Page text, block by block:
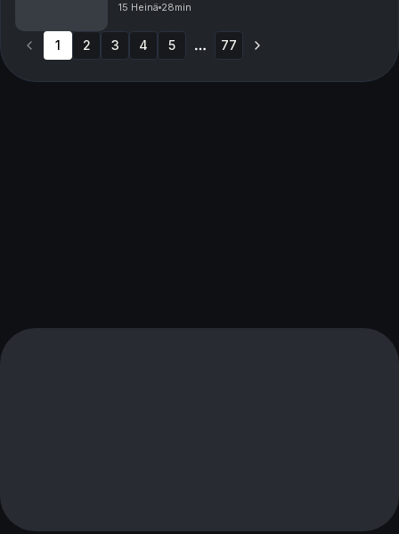
Sofie Karlstad i denne sommerpraten! Vi krysser
15 Heinä 28min
1 2 3 4 5 77